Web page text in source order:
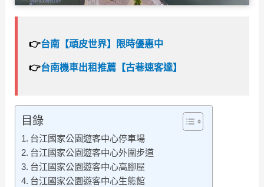
👉台南【頑皮世界】限時優惠中
👉台南機車出租推薦【古巷速客達】
目錄
台江國家公園遊客中心停車場
台江國家公園遊客中心外圍步道
台江國家公園遊客中心高腳屋
台江國家公園遊客中心生態館